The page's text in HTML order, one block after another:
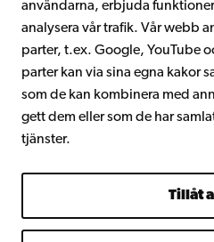
användarna, erbjuda
analysera vår trafik. Vår webb
parter, t.ex. Google, YouTube
parter kan via sina egna kakor
som de kan kombinera med
gett dem eller som de har
tjänster.
Tillåt
Facebook InstagramYouTube LinkedIn